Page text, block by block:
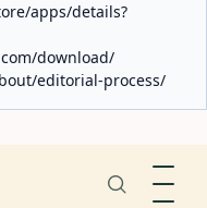
apps/details?
download/
editorial-process/